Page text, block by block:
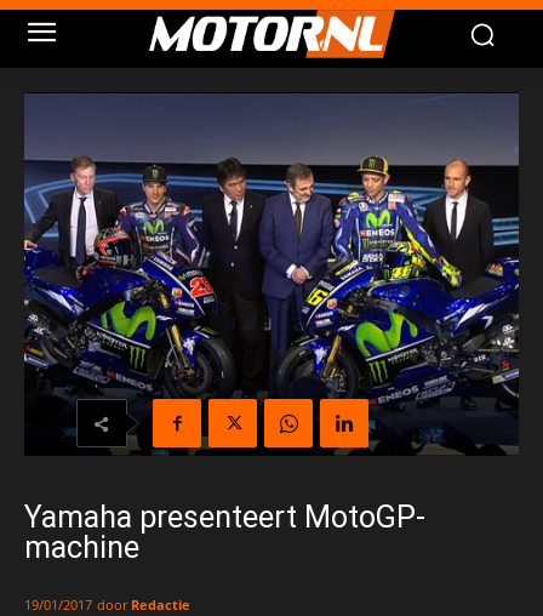
Yamaha presenteert MotoGP-
machine
19/01/2017 door Redactie